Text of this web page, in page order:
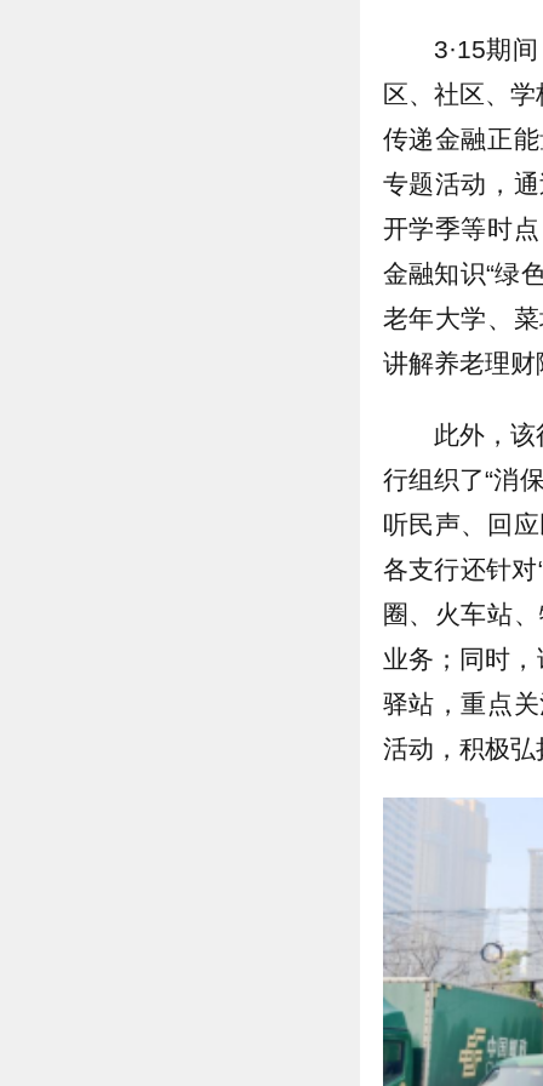
3·15期
区、社区、学
传递金融正
专题活动，
开学季等时
金融知识“绿
老年大学、
讲解养老理财
此外，
行组织了“消
听民声、回
各支行还针对
圈、火车站
业务；同时
驿站，重点
活动，积极